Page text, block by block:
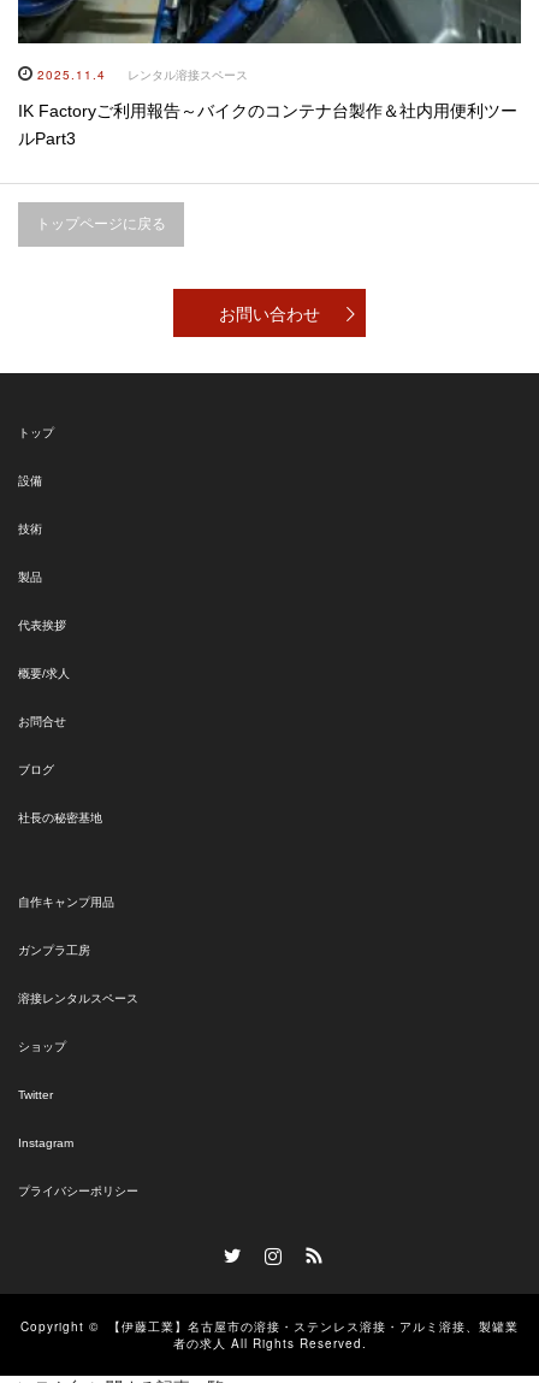
2025.11.4 レンタル溶接スペース
IK Factoryご利用報告～バイクのコンテナ台製作＆社内用便利ツー
ルPart3
トップページに戻る
お問い合わせ
トップ
設備
技術
製品
代表挨拶
概要/求人
お問合せ
ブログ
社長の秘密基地
自作キャンプ用品
ガンプラ工房
溶接レンタルスペース
ショップ
Twitter
Instagram
プライバシーポリシー
Copyright ©
【伊藤工業】名古屋市の溶接・ステンレス溶接・アルミ溶接、製罐業
者の求人 All Rights Reserved.